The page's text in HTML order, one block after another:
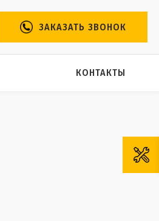
ЗАКАЗАТЬ ЗВОНОК
КОНТАКТЫ